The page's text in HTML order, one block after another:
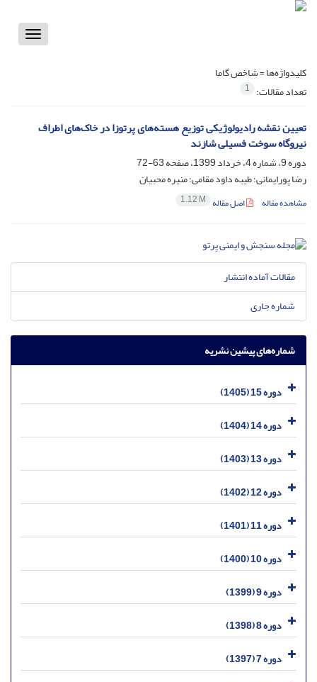
Toggle
کلیدواژه‌ها =شاخص گاما
تعداد مقالات: 1
تعیین نقشه رادیولوژیکی توزیع هسته‌های پرتوزا در خاک‌های اطراف
نیروگاه سوخت ‌فسیلی شازند
دوره 9، شماره 4، خرداد 1399، صفحه
63-72
رضا پورایمانی؛ طیبه داود مقامی؛ منیره محبیان
مشاهده مقاله اصل مقاله 1.12 M
مقالات آماده انتشار
شماره جاری
شماره‌های پیشین نشریه
دوره 15 (1405)
دوره 14 (1404)
دوره 13 (1403)
دوره 12 (1402)
دوره 11 (1401)
دوره 10 (1400)
دوره 9 (1399)
دوره 8 (1398)
دوره 7 (1397)